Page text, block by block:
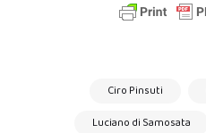
Ciro Pinsuti
Luciano di Samosata